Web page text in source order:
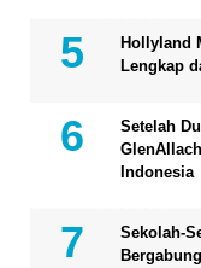
Hollyland
Lengkap
Setelah
Indonesia
Sekolah-